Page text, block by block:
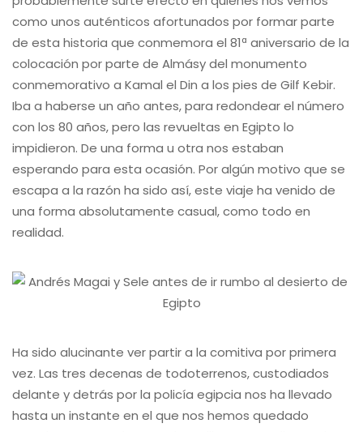
como unos auténticos afortunados por formar parte
de esta historia que conmemora el 81ª aniversario de la
colocación por parte de Almásy del monumento
conmemorativo a Kamal el Din a los pies de Gilf Kebir.
Iba a haberse un año antes, para redondear el número
con los 80 años, pero las revueltas en Egipto lo
impidieron. De una forma u otra nos estaban
esperando para esta ocasión. Por algún motivo que se
escapa a la razón ha sido así, este viaje ha venido de
una forma absolutamente casual, como todo en
realidad.
Ha sido alucinante ver partir a la comitiva por primera
vez. Las tres decenas de todoterrenos, custodiados
delante y detrás por la policía egipcia nos ha llevado
hasta un instante en el que nos hemos quedado